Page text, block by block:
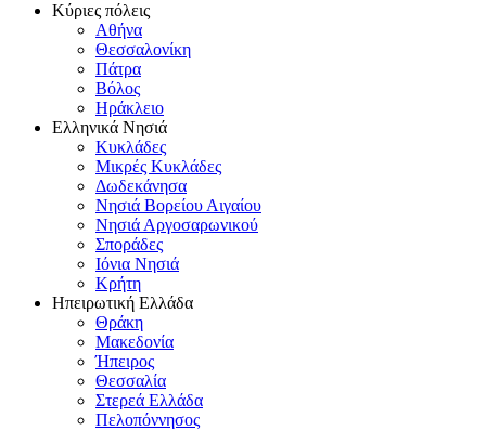
Κύριες πόλεις
Αθήνα
Θεσσαλονίκη
Πάτρα
Βόλος
Ηράκλειο
Ελληνικά Νησιά
Κυκλάδες
Μικρές Κυκλάδες
Δωδεκάνησα
Νησιά Βορείου Αιγαίου
Νησιά Αργοσαρωνικού
Σποράδες
Ιόνια Νησιά
Κρήτη
Ηπειρωτική Ελλάδα
Θράκη
Μακεδονία
Ήπειρος
Θεσσαλία
Στερεά Ελλάδα
Πελοπόννησος